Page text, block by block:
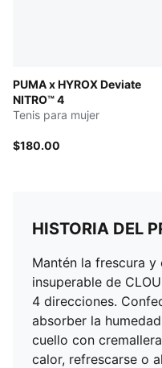
PUMA x HYROX Deviate
NITRO™ 4
Tenis para mujer
$180.00
HISTORIA DEL
Mantén la frescura
insuperable de
4 direcciones.
absorber la
cuello con
calor, refrescarse o